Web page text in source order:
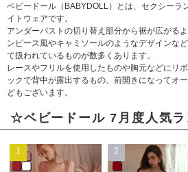
ベビードール（BABYDOLL）とは、セクシーラ
イトウェアです。
アンダーバストの切り替え部分から裾が広がる
ンピース風やキャミソールのようなデザインな
て扱われているものが数多くあります。
レースやフリルを使用したものや胸元などにリ
ックで背中が露出するもの、前開きになってオ
どもございます。
☆ベビードール 7月度人気ラ
1 2